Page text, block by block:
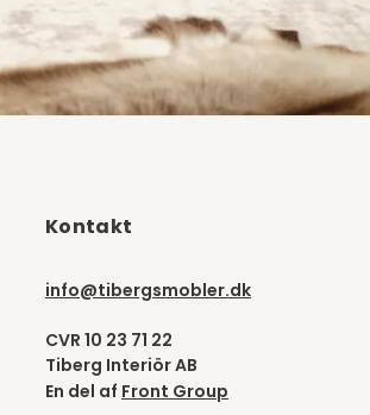
Kontakt
info@tibergsmobler.dk
CVR 10 23 71 22
Tiberg Interiör AB
En del af Front Group